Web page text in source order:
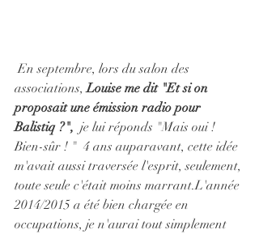
En septembre, lors du salon des
associations, Louise me dit "Et si on
proposait une émission radio pour
Balistiq ?", je lui réponds "Mais oui !
Bien-sûr ! "  4 ans auparavant, cette idée
m'avait aussi traversée l'esprit, seulement,
toute seule c'était moins marrant.L'année
2014/2015 a été bien chargée en
occupations, je n'aurai tout simplement